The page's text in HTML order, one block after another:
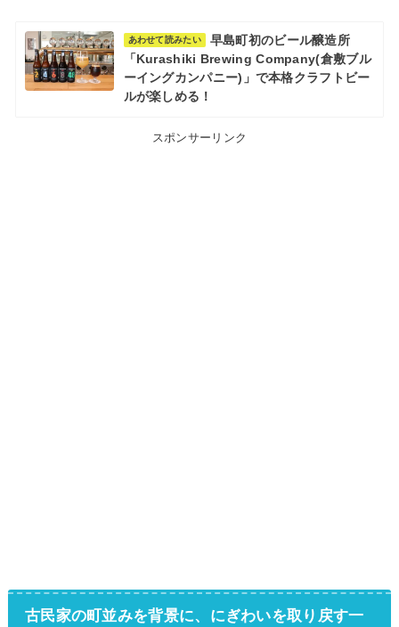
あわせて読みたい
早島町初のビール醸造所
「Kurashiki Brewing Company(倉敷ブル
ーイングカンパニー)」で本格クラフトビー
ルが楽しめる！
スポンサーリンク
古民家の町並みを背景に、にぎわいを取り戻す一